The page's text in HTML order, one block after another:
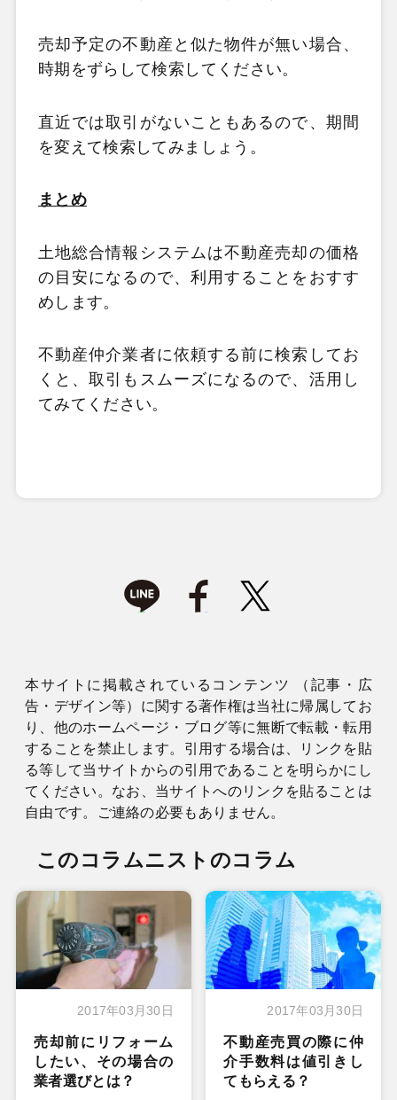
売却予定の不動産と似た物件が無い場合、
時期をずらして検索してください。
直近では取引がないこともあるので、期間
を変えて検索してみましょう。
まとめ
土地総合情報システムは不動産売却の価格
の目安になるので、利用することをおすす
めします。
不動産仲介業者に依頼する前に検索してお
くと、取引もスムーズになるので、活用し
てみてください。
本サイトに掲載されているコンテンツ （記事・広
告・デザイン等）に関する著作権は当社に帰属してお
り、他のホームページ・ブログ等に無断で転載・転用
することを禁止します。引用する場合は、リンクを貼
る等して当サイトからの引用であることを明らかにし
てください。なお、当サイトへのリンクを貼ることは
自由です。ご連絡の必要もありません。
このコラムニストのコラム
2017年03月30日
売却前にリフォーム
したい、その場合の
業者選びとは？
2017年03月30日
不動産売買の際に仲
介手数料は値引きし
てもらえる？